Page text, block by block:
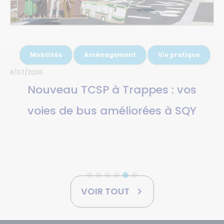
Culture 7/07/2026
Le phénomène Gorafi depuis
Montigny-le-Bretonneux
VOIR TOUT